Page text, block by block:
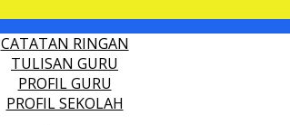
CATATAN RINGAN
TULISAN GURU
PROFIL GURU
PROFIL SEKOLAH